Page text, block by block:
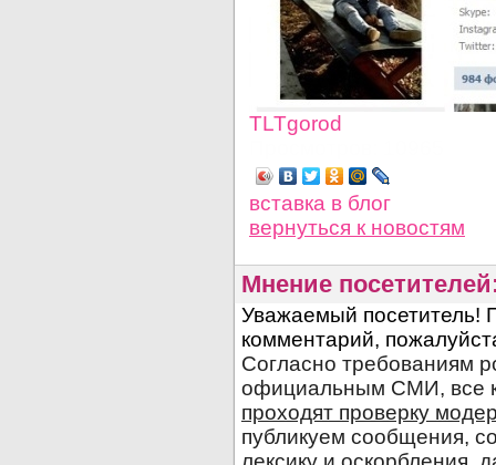
TLTgorod
вставка в блог
вернуться к новостям
Мнение